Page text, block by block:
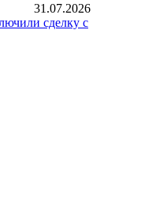
31.07.2026
сделку с